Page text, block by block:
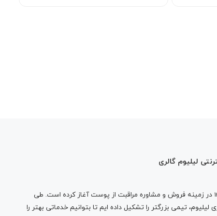
لیلیوم گالری
در زمینه فروش و مشاوره مراقبت از پوست آغاز کرده است. طی
تیمی بزرگتر را تشکیل داده ایم تا بتوانیم خدماتی بهتر را